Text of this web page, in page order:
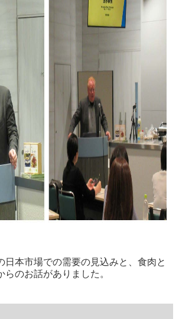
日本市場での需要の見込みと、食肉と
らのお話がありました。